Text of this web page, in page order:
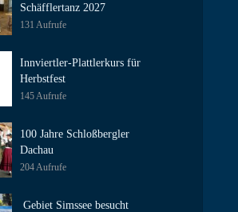
Schäfflertanz 2027
131 Aufrufe
Innviertler-Plattlerkurs für
Herbstfest
145 Aufrufe
100 Jahre Schloßbergler
Dachau
204 Aufrufe
Gebiet Simssee besucht